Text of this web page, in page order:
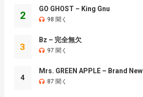
2
GO GHOST – King Gnu
98 聞く
3
Bz – 完全無欠
97 聞く
4
Mrs. GREEN APPLE – Brand New
87 聞く